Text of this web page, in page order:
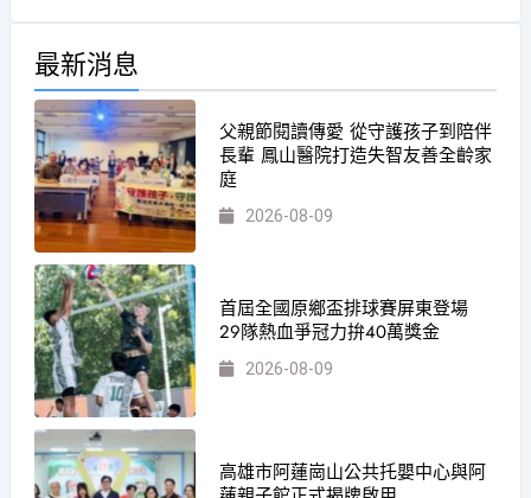
最新消息
父親節閱讀傳愛 從守護孩子到陪伴
長輩 鳳山醫院打造失智友善全齡家
庭
2026-08-09
首屆全國原鄉盃排球賽屏東登場
29隊熱血爭冠力拚40萬獎金
2026-08-09
高雄市阿蓮崗山公共托嬰中心與阿